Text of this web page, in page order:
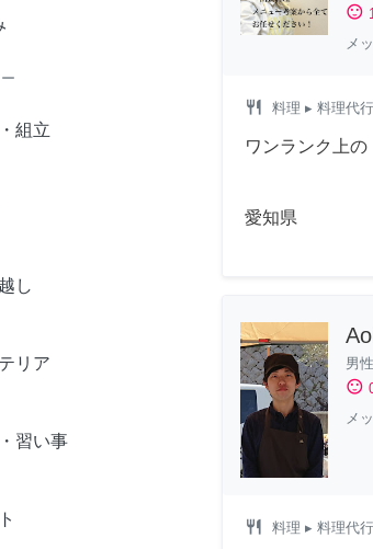
組立
し
リア
習い事
sentiment_satisfied 1
メ
restaurant 料理 ▸ 料理代
ワンランク上
愛知県
男性
sentiment_satisfied
メ
restaurant 料理 ▸ 料理代